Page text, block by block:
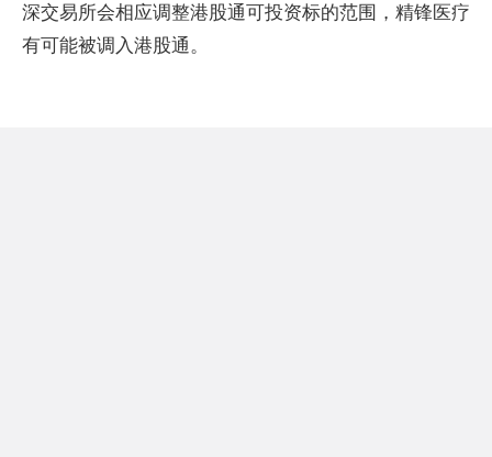
深交易所会相应调整港股通可投资标的范围，精锋医疗
有可能被调入港股通。